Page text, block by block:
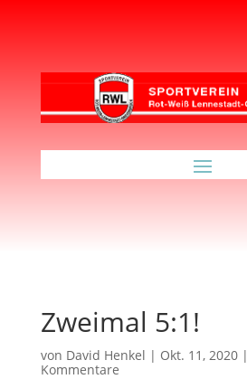
Zweimal 5:1!
von David Henkel | Okt. 11, 2020|
Kommentare